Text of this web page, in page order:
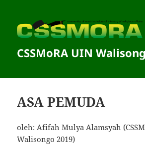
CSSMoRA UIN
ASA PEMUDA
oleh: Afifah Mulya Alamsyah
Walisongo 2019)